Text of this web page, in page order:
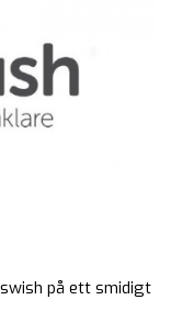
på ett smidigt